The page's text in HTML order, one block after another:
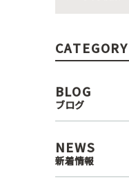
CATEGORY
BLOG
ブログ
NEWS
新着情報